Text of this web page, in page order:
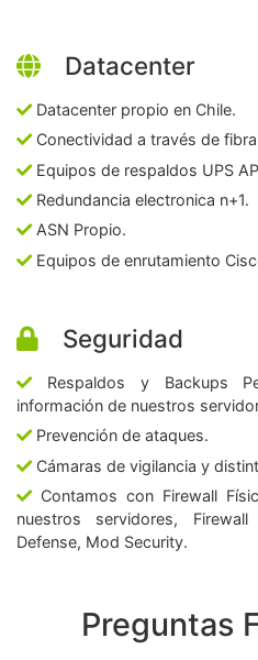
Datacenter
Datacenter propio en Chile.
Conectividad a través de fibra
Equipos de respaldos UPS
Redundancia electronica n+1.
ASN Propio.
Equipos de enrutamiento
Seguridad
Respaldos y Backups
información de nuestros
Prevención de ataques.
Cámaras de vigilancia y
Contamos con Firewall
nuestros servidores,
Defense, Mod Security.
Preguntas